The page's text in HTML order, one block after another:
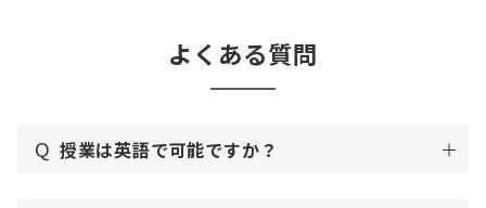
よくある質問
Q 授業は英語で可能ですか？